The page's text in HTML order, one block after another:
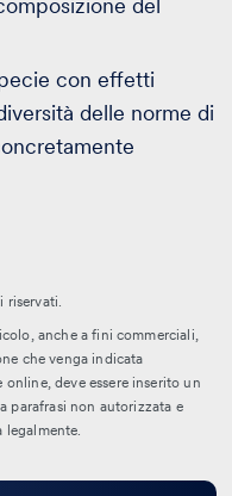
con effetti
delle norme di
anche a fini commerciali,
che venga indicata
deve essere inserito un
parafrasi non autorizzata e